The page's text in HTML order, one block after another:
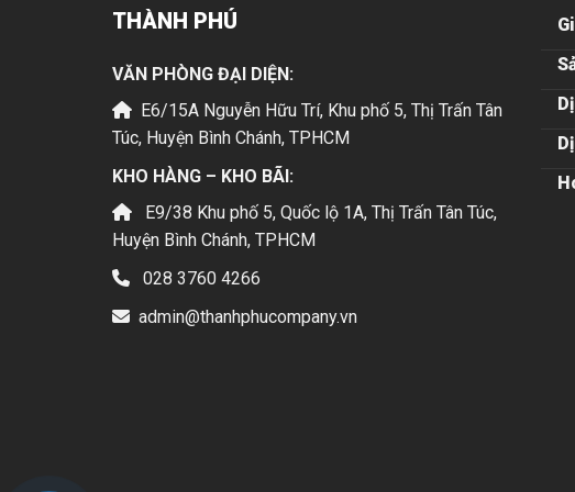
THÀNH PHÚ
VĂN PHÒNG ĐẠI DIỆN:
E6/15A Nguyễn Hữu Trí, Khu phố 5, Thị Trấn Tân
Túc, Huyện Bình Chánh, TPHCM
KHO HÀNG – KHO BÃI:
E9/38 Khu phố 5, Quốc lộ 1A, Thị Trấn Tân Túc,
Huyện Bình Chánh, TPHCM
028 3760 4266
admin@thanhphucompany.vn